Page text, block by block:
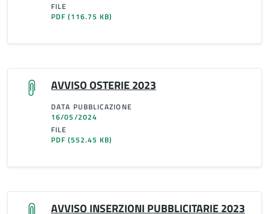
FILE
PDF(116.75 KB)
AVVISO OSTERIE 2023
DATA PUBBLICAZIONE
16/05/2024
FILE
PDF(552.45 KB)
AVVISO INSERZIONI PUBBLICITARIE 2023